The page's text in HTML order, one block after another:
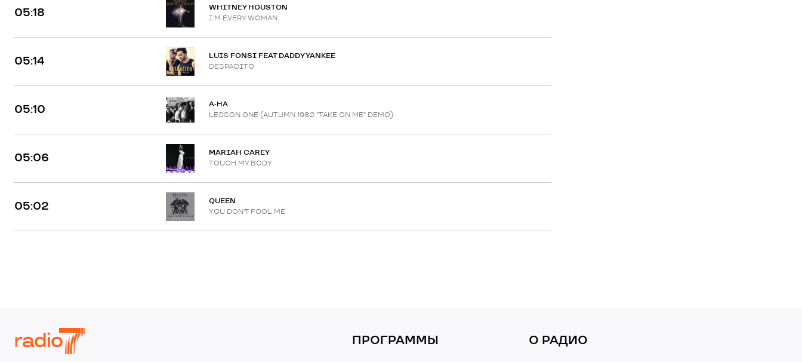
05:18
WHITNEY HOUSTON
I'M EVERY WOMAN
05:14
LUIS FONSI FEAT DADDY YANKEE
DESPACITO
05:10
A-HA
LESSON ONE (AUTUMN 1982 "TAKE ON ME" DEMO)
05:06
MARIAH CAREY
TOUCH MY BODY
05:02
QUEEN
YOU DON'T FOOL ME
ПРОГРАММЫ О РАДИО